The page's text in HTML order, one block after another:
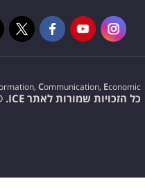
Communication, Economic
כל הזכויות שמורות לאתר ICE. ©